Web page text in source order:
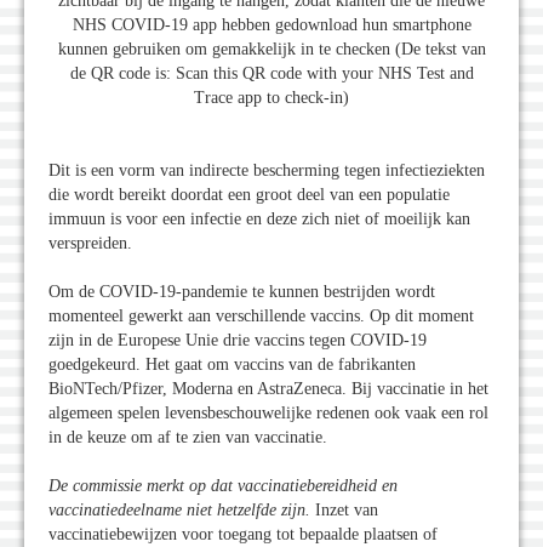
NHS COVID-19 app hebben gedownload hun smartphone
kunnen gebruiken om gemakkelijk in te checken (De tekst van
de QR code is: Scan this QR code with your NHS Test and
Trace app to check-in)
Dit is een vorm van indirecte bescherming tegen infectieziekten
die wordt bereikt doordat een groot deel van een populatie
immuun is voor een infectie en deze zich niet of moeilijk kan
verspreiden.
Om de COVID-19-pandemie te kunnen bestrijden wordt
momenteel gewerkt aan verschillende vaccins. Op dit moment
zijn in de Europese Unie drie vaccins tegen COVID-19
goedgekeurd. Het gaat om vaccins van de fabrikanten
BioNTech/Pfizer, Moderna en AstraZeneca. Bij vaccinatie in het
algemeen spelen levensbeschouwelijke redenen ook vaak een rol
in de keuze om af te zien van vaccinatie.
De commissie merkt op dat vaccinatiebereidheid en
vaccinatiedeelname niet hetzelfde zijn. Inzet van
vaccinatiebewijzen voor toegang tot bepaalde plaatsen of